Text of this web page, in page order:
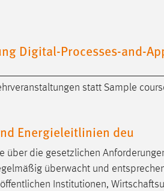
Digital-Processes-and-
statt Sample
Energieleitlinien deu
über die gesetzlichen
überwacht und
Institutionen,
Cookie gespeichert, ob man
ist.